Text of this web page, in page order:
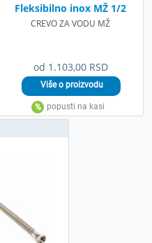
od 1.103,00 RSD
Fleksibilno inox MŽ 1/2
CREVO ZA VODU MŽ